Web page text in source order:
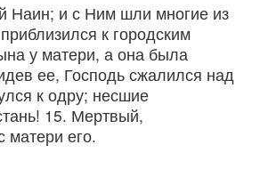
Наин; и с Ним шли многие из
к городским
у матери, а она была
ее, Господь сжалился над
к одру; несшие
15. Мертвый,
матери его.